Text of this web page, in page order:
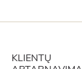
KLIENTŲ